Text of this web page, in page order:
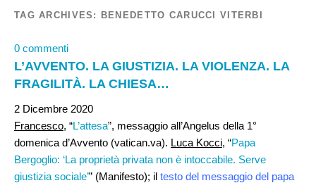
TAG ARCHIVES: BENEDETTO CARUCCI VITERBI
0 commenti
L’AVVENTO. LA GIUSTIZIA. LA VIOLENZA. LA
FRAGILITÀ. LA CHIESA…
2 Dicembre 2020
Francesco, “L’attesa”, messaggio all’Angelus della 1°
domenica d’Avvento (vatican.va). Luca Kocci, “Papa
Bergoglio: ‘La proprietà privata non è intoccabile. Serve
giustizia sociale’” (Manifesto); il testo del messaggio del papa